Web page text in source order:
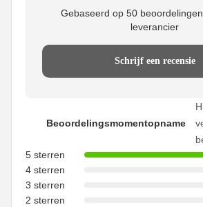
Gebaseerd op 50
leverancier
Schrijf een recensie
Beoordelingsmomentopname
5 sterren
4 sterren
3 sterren
2 sterren